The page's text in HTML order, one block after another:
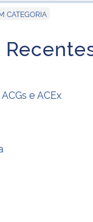
CATEGORIA
e ACEx